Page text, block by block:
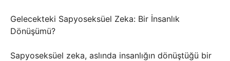
Gelecekteki Sapyoseksüel Zeka: Bir İnsanlık
Dönüşümü?
Sapyoseksüel zeka, aslında insanlığın dönüştüğü bir